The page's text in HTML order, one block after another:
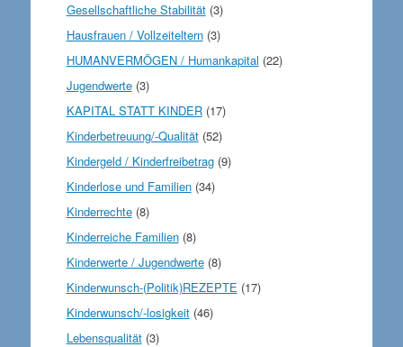
Gesellschaftliche Stabilität(3)
Hausfrauen / Vollzeiteltern(3)
HUMANVERMÖGEN / Humankapital (22)
Jugendwerte(3)
KAPITAL STATT KINDER(17)
Kinderbetreuung/-Qualität(52)
Kindergeld / Kinderfreibetrag(9)
Kinderlose und Familien(34)
Kinderrechte(8)
Kinderreiche Familien(8)
Kinderwerte / Jugendwerte(8)
Kinderwunsch-(Politik)REZEPTE (17)
Kinderwunsch/-losigkeit(46)
Lebensqualität(3)